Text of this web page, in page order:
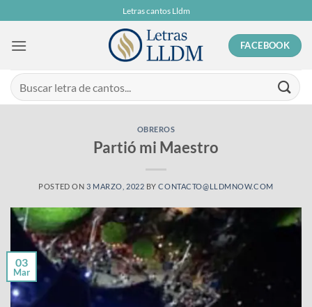
to
content
Letras cantos Lldm
FACEBOOK
OBREROS
Partió mi Maestro
POSTED ON 3 MARZO, 2022 BYCONTACTO@LLDMNOW.COM
03
Mar